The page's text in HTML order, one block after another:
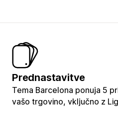
Prednastavitve
Tema Barcelona ponuja 5
vašo trgovino, vključno z